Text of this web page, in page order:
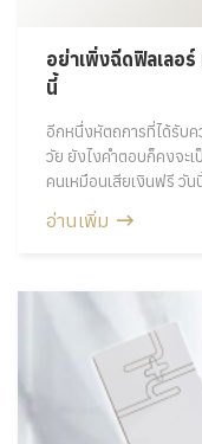
อย่าเพิ่งฉีดฟิลเลอ
นี้
อีกหนึ่งหัตถการที่ได้รับ
วัย ยังไงคำตอบก็คงจะ
คนเหมือนเสียเงินฟรี วั
อ่านเพิ่ม